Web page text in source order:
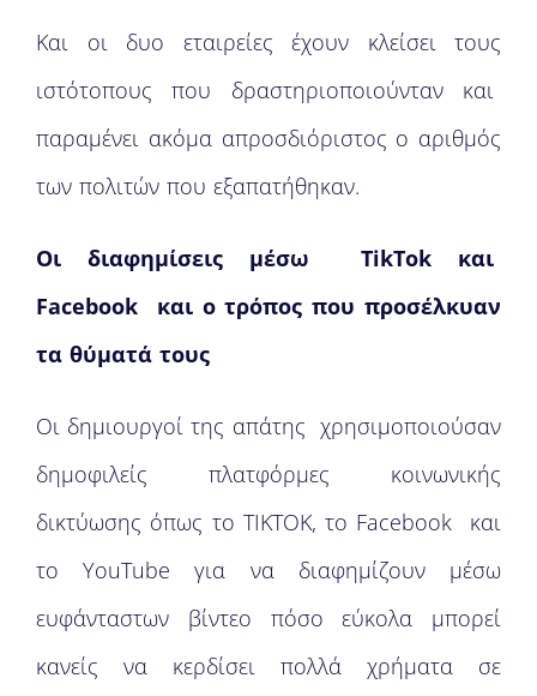
Και οι δυο εταιρείες έχουν κλείσει τους
ιστότοπους που δραστηριοποιούνταν και
παραμένει ακόμα απροσδιόριστος ο αριθμός
των πολιτών που εξαπατήθηκαν.
Οι διαφημίσεις μέσω TikTok και
Facebook και ο τρόπος που προσέλκυαν
τα θύματά τους
Οι δημιουργοί της απάτης χρησιμοποιούσαν
δημοφιλείς πλατφόρμες κοινωνικής
δικτύωσης όπως το ΤΙΚΤΟΚ, το Facebook και
το YouTube για να διαφημίζουν μέσω
ευφάνταστων βίντεο πόσο εύκολα μπορεί
κανείς να κερδίσει πολλά χρήματα σε